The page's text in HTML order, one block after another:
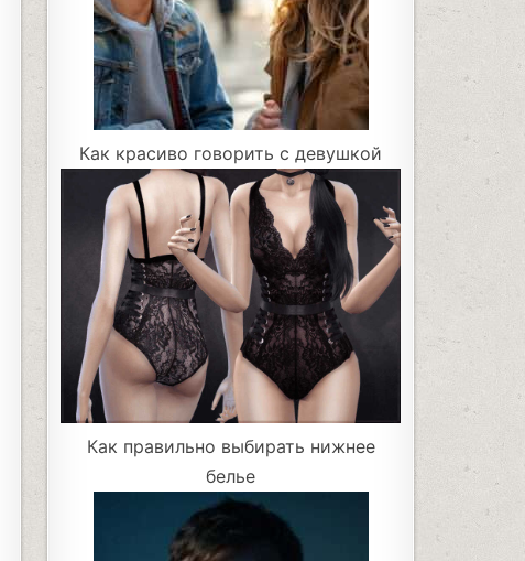
Как красиво говорить с девушкой
Как правильно выбирать нижнее
белье